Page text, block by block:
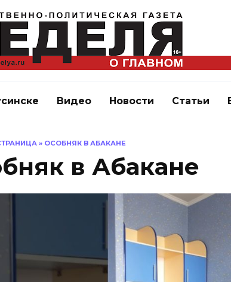
Видео Новости Статьи
» ОСОБНЯК В АБАКАНЕ
в Абакане